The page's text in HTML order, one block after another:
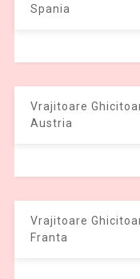
Spania
Vrajitoare
Austria
Vrajitoare
Franta